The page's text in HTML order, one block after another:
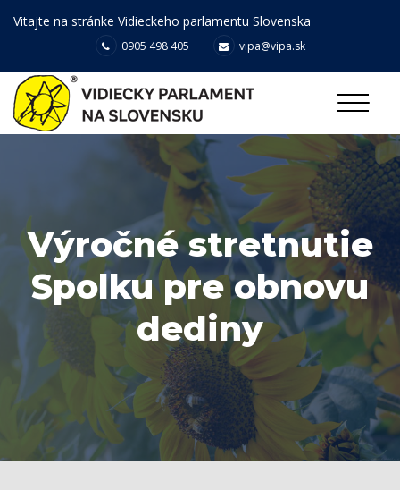
Vitajte na stránke Vidieckeho parlamentu Slovenska
0905 498 405 vipa@vipa.sk
Výročné stretnutie
Spolku pre obnovu
dediny